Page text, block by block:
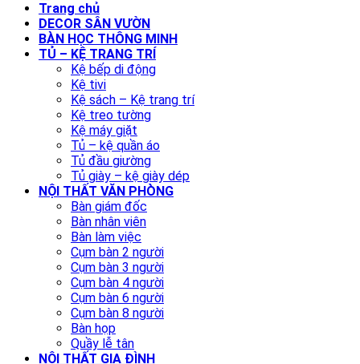
Trang chủ
DECOR SÂN VƯỜN
BÀN HỌC THÔNG MINH
TỦ – KỆ TRANG TRÍ
Kệ bếp di động
Kệ tivi
Kệ sách – Kệ trang trí
Kệ treo tường
Kệ máy giặt
Tủ – kệ quần áo
Tủ đầu giường
Tủ giày – kệ giày dép
NỘI THẤT VĂN PHÒNG
Bàn giám đốc
Bàn nhân viên
Bàn làm việc
Cụm bàn 2 người
Cụm bàn 3 người
Cụm bàn 4 người
Cụm bàn 6 người
Cụm bàn 8 người
Bàn họp
Quầy lễ tân
NỘI THẤT GIA ĐÌNH